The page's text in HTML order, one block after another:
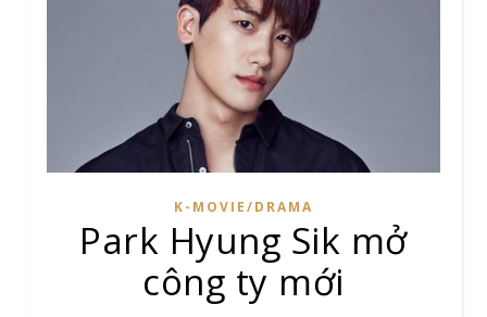
K-MOVIE/DRAMA
Park Hyung Sik mở
công ty mới